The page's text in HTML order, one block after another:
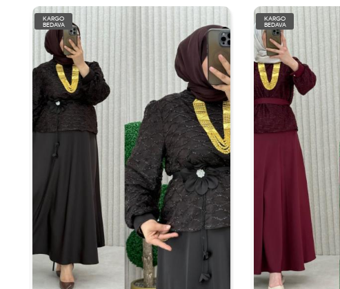
KARGO
BEDAVA
KARGO
BEDAVA